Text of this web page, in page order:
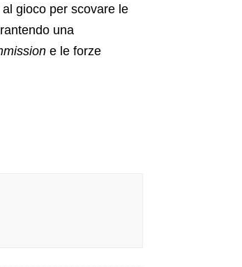
gioco per scovare le
una
e le forze